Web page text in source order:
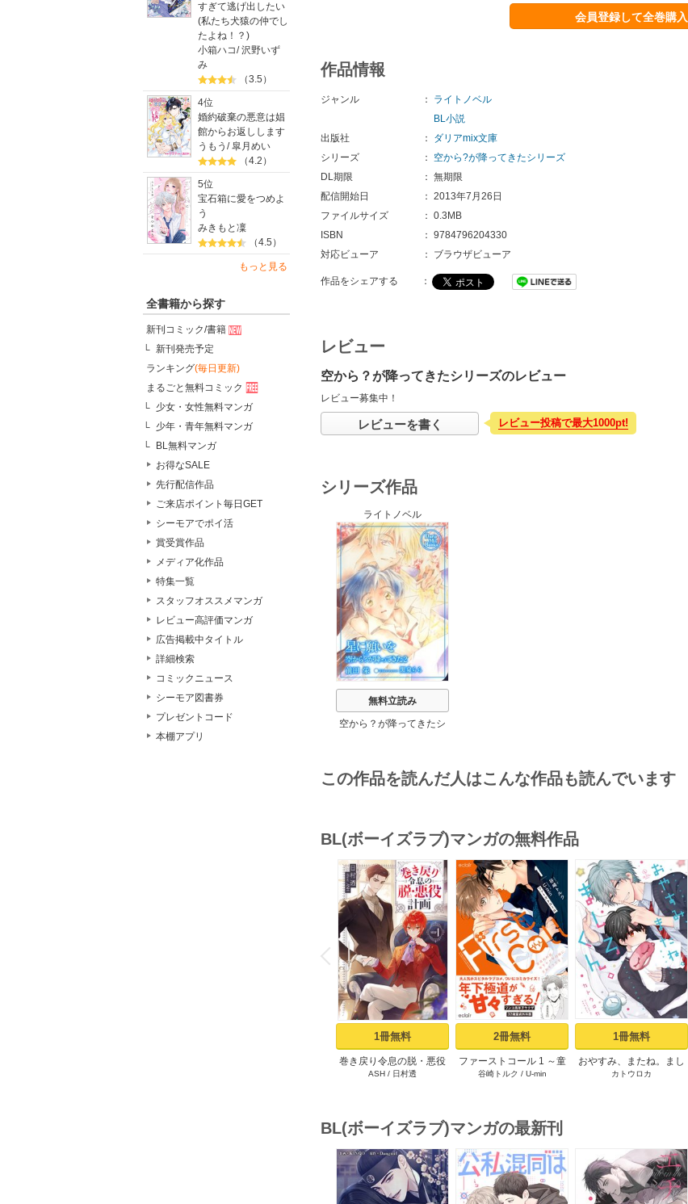
すぎて逃げ出したい
(私たち犬猿の仲でし
たよね！？)
小箱ハコ/沢野いず
み
（3.5）
4位
婚約破棄の悪意は娼
館からお返しします
うもう /皐月めい
（4.2）
5位
宝石箱に愛をつめよ
う
みきもと凜
（4.5）
もっと見る
全書籍から探す
新刊コミック/書籍
新刊発売予定
ランキング(毎日更新)
まるごと無料コミック
少女・女性無料マンガ
少年・青年無料マンガ
BL無料マンガ
お得なSALE
先行配信作品
ご来店ポイント毎日GET
シーモアでポイ活
賞受賞作品
メディア化作品
特集一覧
スタッフオススメマンガ
レビュー高評価マンガ
広告掲載中タイトル
詳細検索
コミックニュース
シーモア図書券
プレゼントコード
本棚アプリ
会員登録して全巻購入
作品情報
ジャンル ：
ライトノベル
BL小説
出版社
：
ダリアmix文庫
シリーズ
：
空から?が降ってきたシリーズ
DL期限
： 無期限
配信開始日
： 2013年7月26日
ファイルサイズ
： 0.3MB
ISBN
： 9784796204330
対応ビューア
： ブラウザビューア
作品をシェアする ：
レビュー
空から？が降ってきたシリーズのレビュー
レビュー募集中！
レビューを書く レビュー投稿で最大1000pt!
シリーズ作品
ライトノベル
無料立読み
空から？が降ってきたシ
この作品を読んだ人はこんな作品も読んでいます
BL(ボーイズラブ)マンガの無料作品
P
r
e
v
i
o
u
s
1冊無料
巻き戻り令息の脱・悪役
計画１
ASH / 日村透
2冊無料
ファーストコール 1 ～童
貞外科医、年下ヤクザの
描き下ろし付き)】
谷崎トルク / U-min
1冊無料
おやすみ、またね。まし
ろくん。【電子限定漫画
カトウロカ
BL(ボーイズラブ)マンガの最新刊